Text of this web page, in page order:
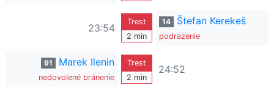
23:54
Trest
2 min
14 Štefan Kerekeš
podrazenie
91 Marek Ilenin
nedovolené bránenie
Trest
2 min
24:52